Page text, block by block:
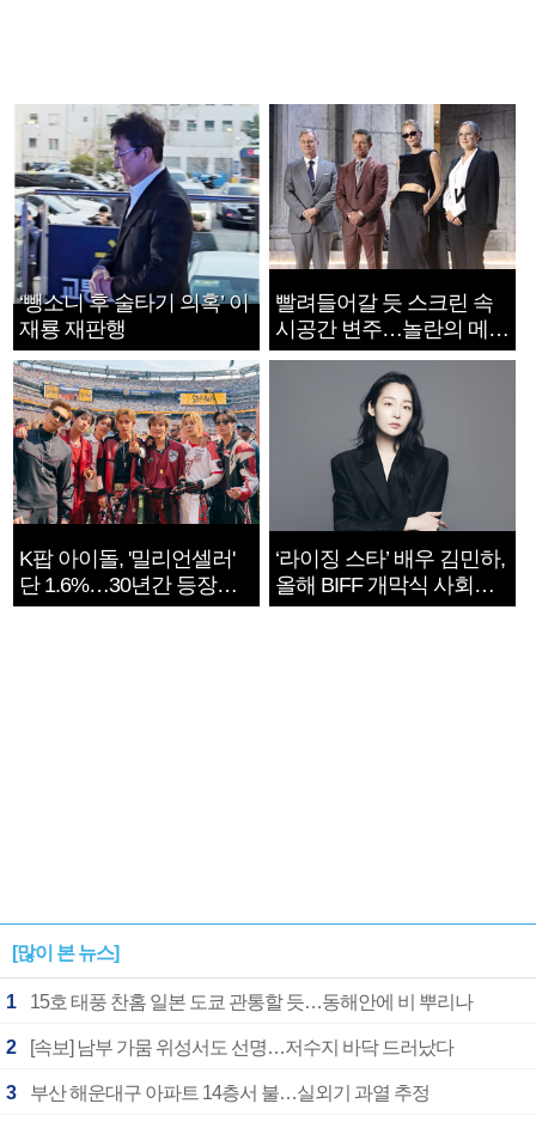
‘뺑소니 후 술타기 의혹’ 이
재룡 재판행
빨려들어갈 듯 스크린 속
시공간 변주…놀란의 메시
지는 ‘전쟁 속죄’
K팝 아이돌, '밀리언셀러'
단 1.6%…30년간 등장
1182개팀 전수조사
‘라이징 스타’ 배우 김민하,
올해 BIFF 개막식 사회자
확정
[많이 본 뉴스]
1 15호 태풍 찬홈 일본 도쿄 관통할 듯…동해안에 비 뿌리나
2 [속보] 남부 가뭄 위성서도 선명…저수지 바닥 드러났다
3 부산 해운대구 아파트 14층서 불…실외기 과열 추정